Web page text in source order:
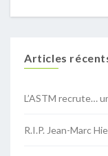
Articles
L’ASTM recrute…
R.I.P. Jean-Marc